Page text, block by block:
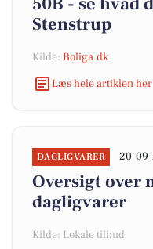
Stenstrup
Kilde: Boliga.dk
Læs hele artiklen her
DAGLIGVARER 20-
Oversigt over
dagligvarer
Kilde: Lokale tilbud